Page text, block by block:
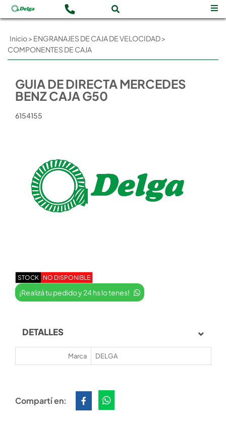
Inicio> ENGRANAJES DE CAJA DE VELOCIDAD>
COMPONENTES DE CAJA
GUIA DE DIRECTA MERCEDES
BENZ CAJA G50
6154155
STOCK NO DISPONIBLE
¡Realizá tu pedido y 24 hs lo tenes!
DETALLES
Marca DELGA
Compartí en: